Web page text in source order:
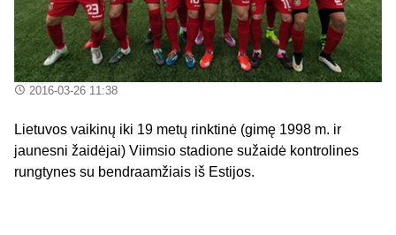
2016-03-26 11:38
Lietuvos vaikinų iki 19 metų rinktinė (gimę 1998 m. ir
jaunesni žaidėjai) Viimsio stadione sužaidė kontrolines
rungtynes su bendraamžiais iš Estijos.